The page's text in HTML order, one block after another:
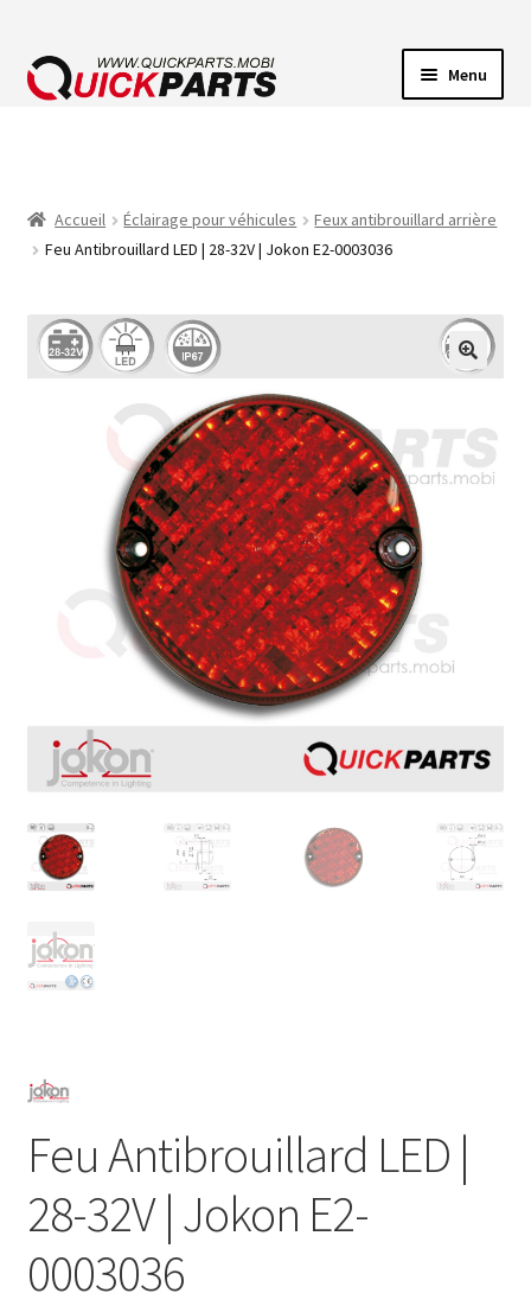
Menu
AVERTISSEUR SONORE
Accueil Éclairage pour véhicules
Feux antibrouillard arrière
Feu Antibrouillard LED | 28-32V | Jokon E2-0003036
Feu Antibrouillard LED |
28-32V | Jokon E2-
0003036